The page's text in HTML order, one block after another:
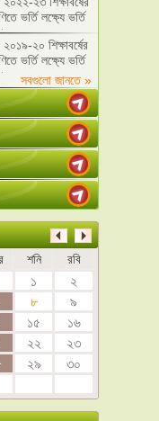
ভর্তি লক্ষ্যে ভর্তি
২০ শিক্ষাবর্ষের
ভর্তি লক্ষ্যে ভর্তি
সবগুলো জানতে »
শনি রবি
১
২
৮
৯
১৫
১৬
২২
২৩
২৯
৩০